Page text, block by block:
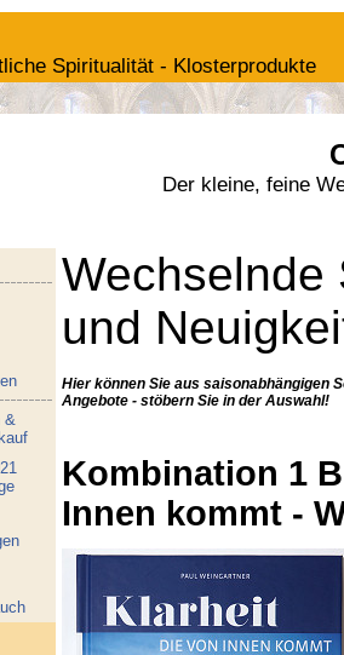
Spiritualität - Klosterprodukte
Der kleine, feine
&
Wechselnde
und
Hier können Sie aus saisonabhängigen
Angebote - stöbern Sie in der Auswahl!
Kombination 1
Innen kommt -